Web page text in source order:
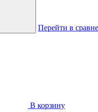
Перейти в
В корзину